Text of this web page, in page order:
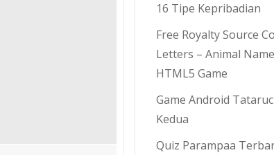
16 Tipe Kepribadian
Free Royalty Source
Letters – Animal
HTML5 Game
Game Android
Kedua
Quiz Parampaa